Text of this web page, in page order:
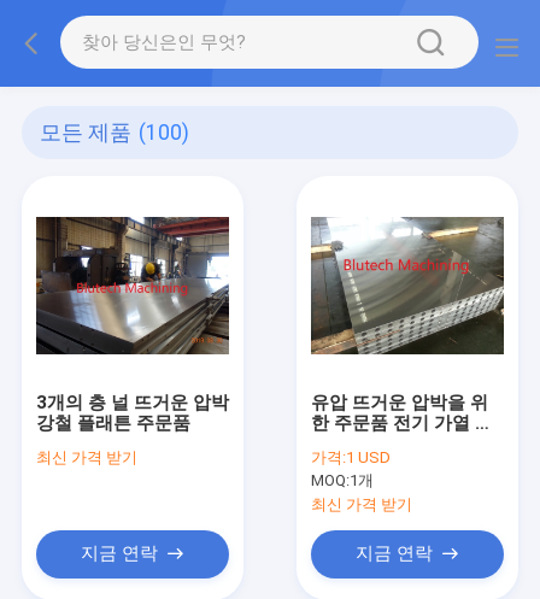
모든 제품 (100)
3개의 층 널 뜨거운 압박
강철 플래튼 주문품
최신 가격 받기
지금 연락
유압 뜨거운 압박을 위
한 주문품 전기 가열 플
가격:1 USD
MOQ:1개
최신 가격 받기
지금 연락